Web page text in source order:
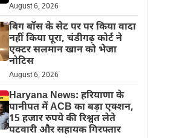
August 6, 2026
बिग बॉस के सेट पर पर किया वादा
नहीं किया पूरा, चंडीगढ़ कोर्ट ने
एक्टर सलमान खान को भेजा
नोटिस
August 6, 2026
Haryana News: हरियाणा के
पानीपत में ACB का बड़ा एक्शन,
15 हजार रुपये की रिश्वत लेते
पटवारी और सहायक गिरफ्तार